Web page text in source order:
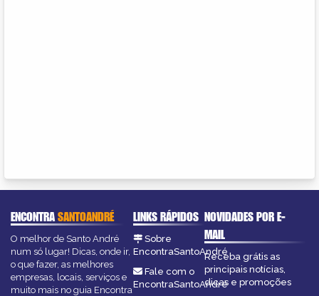
ENCONTRASANTOANDRÉ
O melhor de Santo André
num só lugar! Dicas, onde ir,
o que fazer, as melhores
empresas, locais, serviços e
muito mais no guia Encontra
LINKS RÁPIDOS
Sobre
EncontraSantoAndré
Fale com o
EncontraSantoAndré
NOVIDADES POR E-
MAIL
Receba grátis as
principais notícias,
dicas e promoções